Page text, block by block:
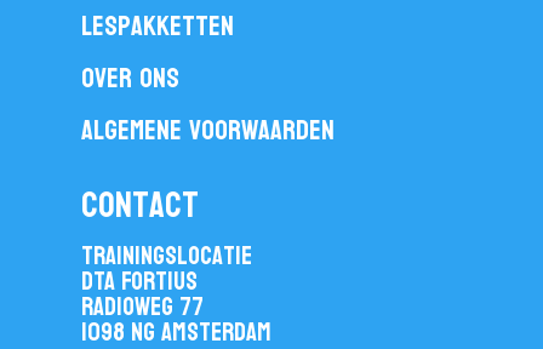
Lespakketten
Over ons
Algemene voorwaarden
contact
Trainingslocatie
DTA Fortius
Radioweg 77
1098 NG Amsterdam